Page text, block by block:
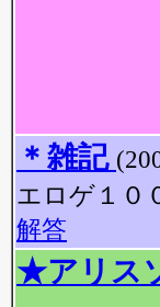
＊雑記
エロゲ１０
解答
★アリス